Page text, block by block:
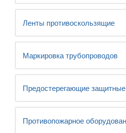
Ленты противоскользящие
Маркировка трубопроводов
Предостерегающие
Противопожарное